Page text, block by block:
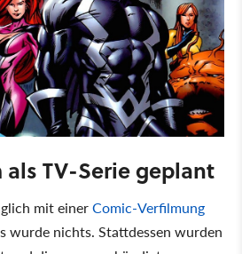
TV-Serie geplant
mit einerComic-Verfilmung
wurde nichts. Stattdessen wurden